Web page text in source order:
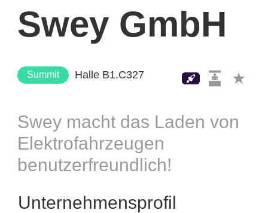
Swey GmbH
Summit Halle B1.C327
Swey macht das Laden von
Elektrofahrzeugen
benutzerfreundlich!
Unternehmensprofil